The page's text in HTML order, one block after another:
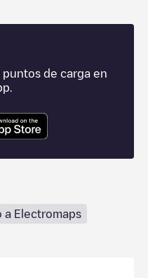
de carga en
a Electromaps